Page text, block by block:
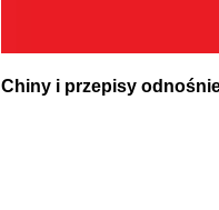
Chiny i przepisy